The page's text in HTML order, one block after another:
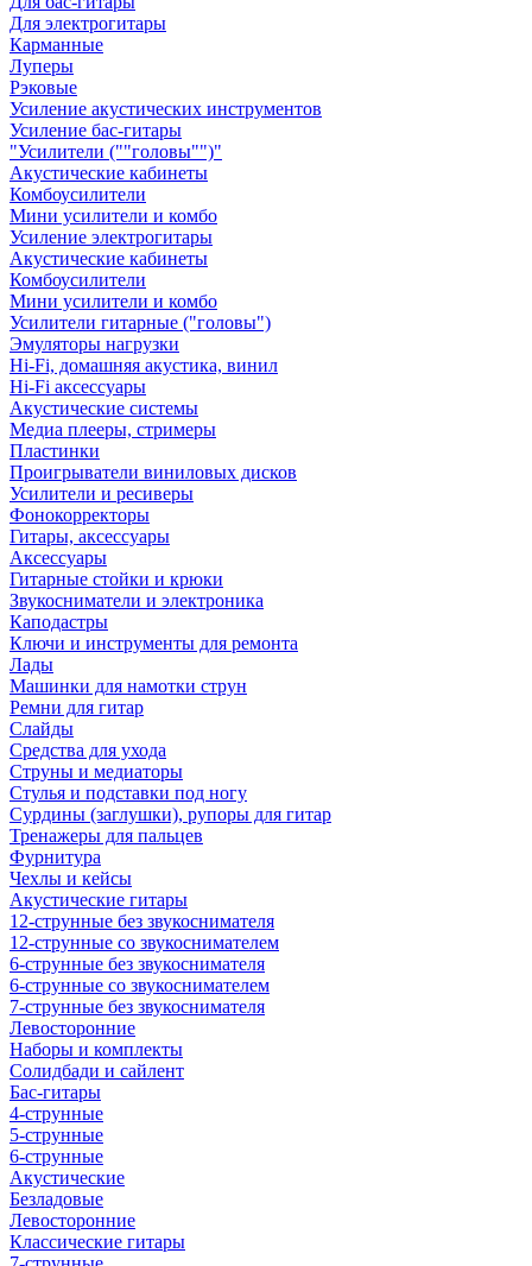
Для электрогитары
Карманные
Луперы
Рэковые
Усиление акустических инструментов
Усиление бас-гитары
"Усилители (""головы"")"
Акустические кабинеты
Комбоусилители
Мини усилители и комбо
Усиление электрогитары
Акустические кабинеты
Комбоусилители
Мини усилители и комбо
Усилители гитарные ("головы")
Эмуляторы нагрузки
Hi-Fi, домашняя акустика, винил
Hi-Fi аксессуары
Акустические системы
Медиа плееры, стримеры
Пластинки
Проигрыватели виниловых дисков
Усилители и ресиверы
Фонокорректоры
Гитары, аксессуары
Аксессуары
Гитарные стойки и крюки
Звукосниматели и электроника
Каподастры
Ключи и инструменты для ремонта
Лады
Машинки для намотки струн
Ремни для гитар
Слайды
Средства для ухода
Струны и медиаторы
Стулья и подставки под ногу
Сурдины (заглушки), рупоры для гитар
Тренажеры для пальцев
Фурнитура
Чехлы и кейсы
Акустические гитары
12-струнные без звукоснимателя
12-струнные со звукоснимателем
6-струнные без звукоснимателя
6-струнные со звукоснимателем
7-струнные без звукоснимателя
Левосторонние
Наборы и комплекты
Солидбади и сайлент
Бас-гитары
4-струнные
5-струнные
6-струнные
Акустические
Безладовые
Левосторонние
Классические гитары